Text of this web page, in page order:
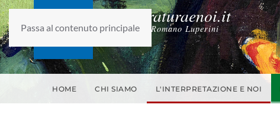
Passa al contenuto principale
laletteraturaenoi.it
fondato da Romano Luperini
HOME CHI SIAMO L'INTERPRETAZIONE E NOI